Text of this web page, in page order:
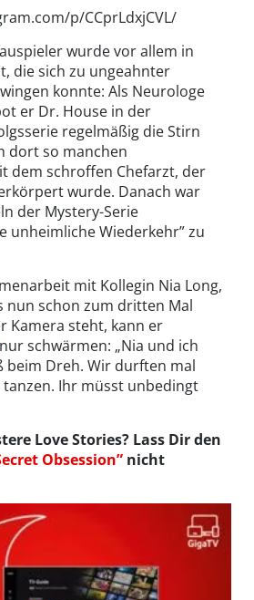
p/CCprLdxjCVL/
wurde vor allem in
die sich zu ungeahnter
konnte: Als Neurologe
er Dr. House in der
regelmäßig die Stirn
dort so manchen
dem schroffen Chefarzt, der
wurde. Danach war
der Mystery-Serie
unheimliche Wiederkehr” zu
mit Kollegin Nia Long,
nun schon zum dritten Mal
Kamera steht, kann er
nur schwärmen: „Nia und ich
beim Dreh. Wir durften mal
Ihr müsst unbedingt
Love Stories? Lass Dir den
Obsession” nicht